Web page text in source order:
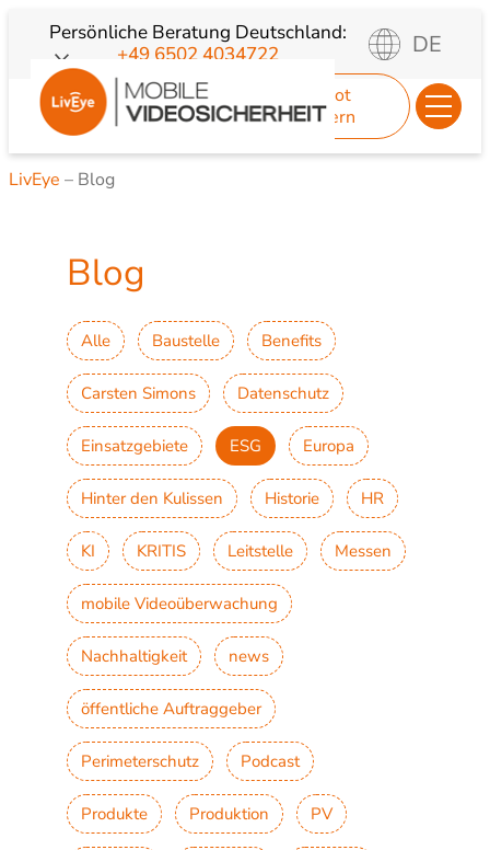
Inhalt
springen
Persönliche Beratung Deutschland:
+49 6502 4034722
DE
Angebot
anfordern
LivEye – Blog
Blog
Alle Baustelle Benefits
Carsten Simons Datenschutz
Einsatzgebiete ESG Europa
Hinter den Kulissen Historie HR
KI KRITIS Leitstelle Messen
mobile Videoüberwachung
Nachhaltigkeit news
öffentliche Auftraggeber
Perimeterschutz Podcast
Produkte Produktion PV